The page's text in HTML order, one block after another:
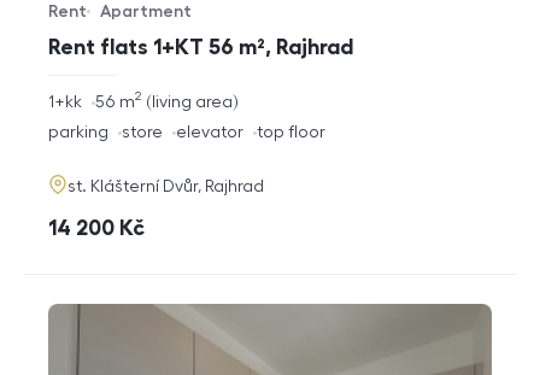
Rent flats 1+KT 56 m², Rajhrad
Offer type
Rent
Property type
Apartment
rozměry
disposition
1+kk living area
56 m2
funkce
parking store elevator top floor
adresa
st. Klášterní Dvůr, Rajhrad
cena
14 200 Kč